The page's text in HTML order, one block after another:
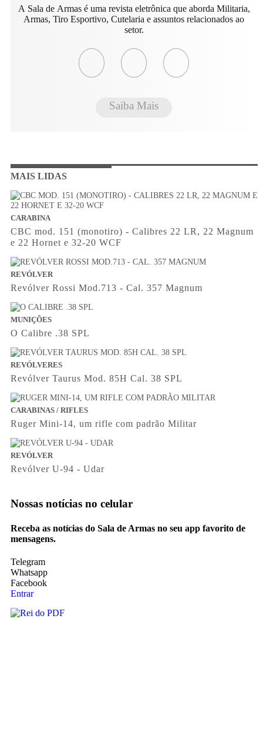
A Sala de Armas é uma revista eletrônica que aborda Militaria,
Armas, Tiro Esportivo, Cutelaria e assuntos relacionados ao
setor.
Saiba Mais
MAIS LIDAS
CARABINA
CBC mod. 151 (monotiro) - Calibres 22 LR, 22 Magnum
e 22 Hornet e 32-20 WCF
REVÓLVER
Revólver Rossi Mod.713 - Cal. 357 Magnum
MUNIÇÕES
O Calibre .38 SPL
REVÓLVERES
Revólver Taurus Mod. 85H Cal. 38 SPL
CARABINAS / RIFLES
Ruger Mini-14, um rifle com padrão Militar
REVÓLVER
Revólver U-94 - Udar
Nossas notícias no celular
Receba as notícias do Sala de Armas no seu app favorito de
mensagens.
Telegram
Whatsapp
Facebook
Entrar